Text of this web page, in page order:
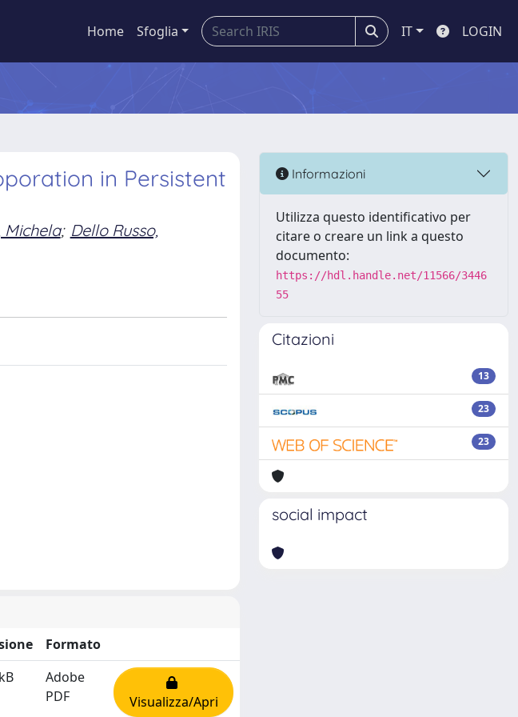
Home Sfoglia IT LOGIN
in Persistent
Michela; Dello Russo,
Formato
Adobe
PDF
Visualizza/Apri
Informazioni
Utilizza questo identificativo per
citare o creare un link a questo
documento:
https://hdl.handle.net/11566/3446
55
Citazioni
13
23
23
social impact